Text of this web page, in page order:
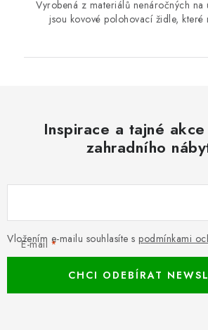
Vyrobená z materiálů nenáročných na
jsou kovové polohovací židle, které
Inspirace a tajné
zahradního
E-mail
Vložením e-mailu souhlasíte s podmínkami
CHCI ODEBÍRAT